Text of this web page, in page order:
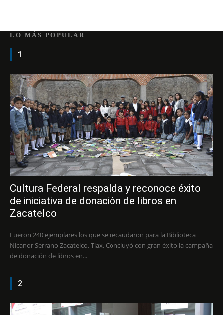
LO MÁS POPULAR
1
Cultura Federal respalda y reconoce éxito
de iniciativa de donación de libros en
Zacatelco
Fueron 240 ejemplares los que se recaudaron para la Biblioteca
Nicanor Serrano Zacatelco, Tlax. Concluyó con gran éxito la campaña
de donación de libros en...
2